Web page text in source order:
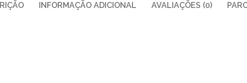
INFORMAÇÃO ADICIONAL AVALIAÇÕES (0)